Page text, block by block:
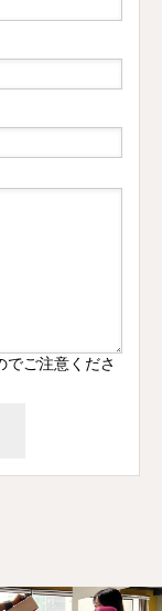
でご注意くださ